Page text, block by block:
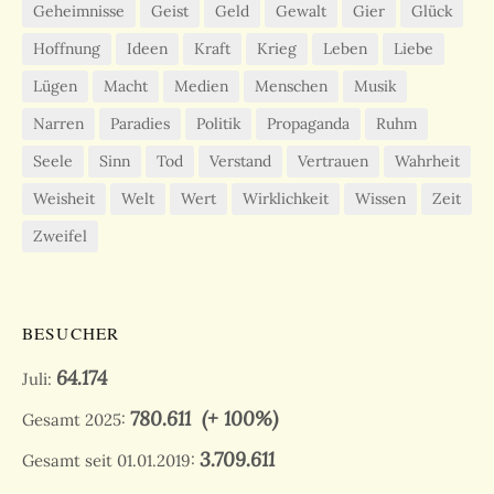
Geheimnisse Geist Geld Gewalt Gier
Glück
Hoffnung
Ideen Kraft Krieg Leben
Liebe
Lügen
Macht Medien Menschen
Musik
Narren
Paradies Politik Propaganda
Ruhm
Seele
Sinn Tod Verstand Vertrauen
Wahrheit
Weisheit
Welt Wert Wirklichkeit Wissen
Zeit
Zweifel
BESUCHER
Juli: 64.174
Gesamt 2025: 780.611(+ 100%)
Gesamt seit 01.01.2019: 3.709.611